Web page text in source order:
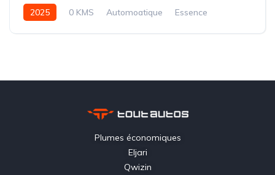
2025 0 KMS Automoatique
Essence
Plumes économiques
Eljari
Qwizin